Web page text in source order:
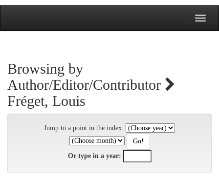
Browsing by
Author/Editor/Contributor
Fréget, Louis
Jump to a point in the index:
Or type in a year: